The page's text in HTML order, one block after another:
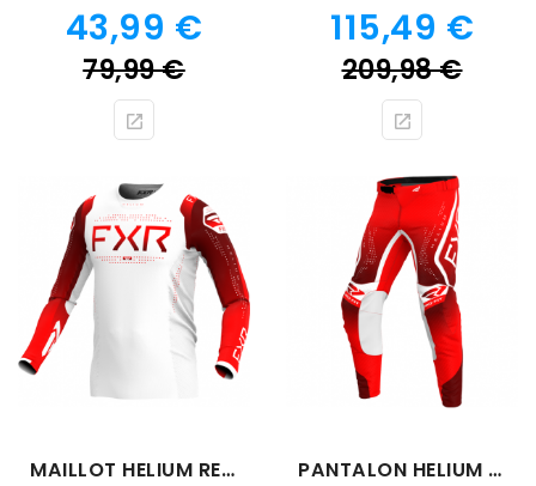
Prix
43,99 €
79,99 €Prix
Prix
115,49 €
209,98 €Prix
MAILLOT HELIUM RED DAWN PANTALON HELIUM RED DAWN